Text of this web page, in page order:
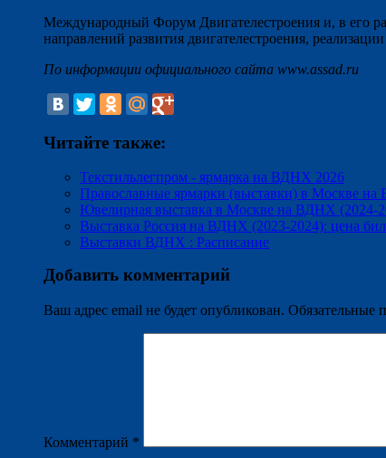
Международный Форум Двигателестроения и, в его
направлений развития двигателестроения,
По информации официального сайта www.assad.ru
Читайте также:
Текстильлегпром - ярмарка на ВДНХ 2026
Православные ярмарки (выставки) в Москве
Ювелирная выставка в Москве на ВДНХ (2024-
Выставка Россия на ВДНХ (2023-2024): цена
Выставки ВДНХ : Расписание
Добавить комментарий
Ваш адрес email не будет опубликован. Обязательные
Комментарий *